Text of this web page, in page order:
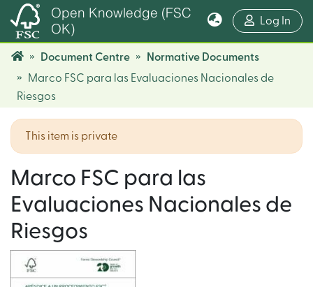
Open Knowledge (FSC
OK)
Log In
Document Centre
Normative Documents
Marco FSC para las Evaluaciones Nacionales de
Riesgos
This item is private
Marco FSC para las
Evaluaciones Nacionales de
Riesgos